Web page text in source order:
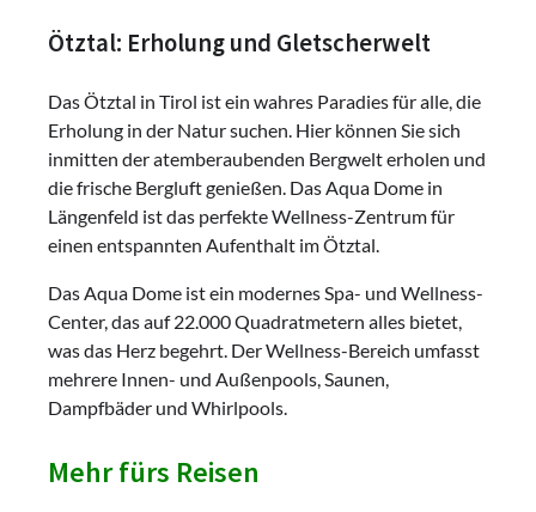
Ötztal: Erholung und Gletscherwelt
Das Ötztal in Tirol ist ein wahres Paradies für alle, die
Erholung in der Natur suchen. Hier können Sie sich
inmitten der atemberaubenden Bergwelt erholen und
die frische Bergluft genießen. Das Aqua Dome in
Längenfeld ist das perfekte Wellness-Zentrum für
einen entspannten Aufenthalt im Ötztal.
Das Aqua Dome ist ein modernes Spa- und Wellness-
Center, das auf 22.000 Quadratmetern alles bietet,
was das Herz begehrt. Der Wellness-Bereich umfasst
mehrere Innen- und Außenpools, Saunen,
Dampfbäder und Whirlpools.
Mehr fürs Reisen